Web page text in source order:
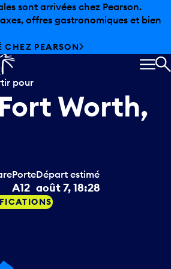
sont arrivées chez Pearson.
offres gastronomiques et bien
CHEZ PEARSON
pour
Worth,
Porte
A12
Départ estimé
août 7, 18:28